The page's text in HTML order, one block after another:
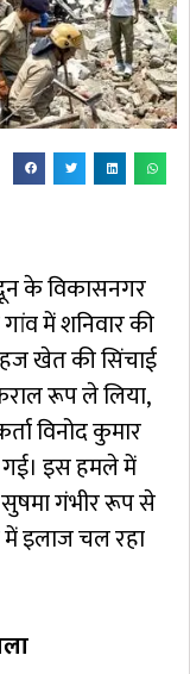
के विकासनगर
में शनिवार की
खेत की सिंचाई
रूप ले लिया,
विनोद कुमार
गई। इस हमले में
गंभीर रूप से
इलाज चल रहा